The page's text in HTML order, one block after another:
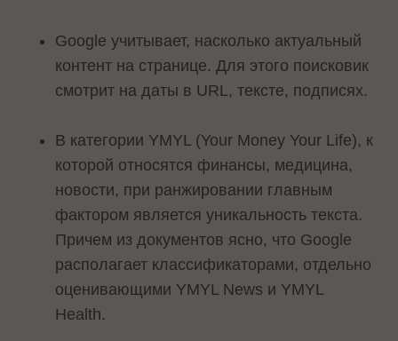
Google учитывает, насколько актуальный
контент на странице. Для этого поисковик
смотрит на даты в URL, тексте, подписях.
В категории YMYL (Your Money Your Life), к
которой относятся финансы, медицина,
новости, при ранжировании главным
фактором является уникальность текста.
Причем из документов ясно, что Google
располагает классификаторами, отдельно
оценивающими YMYL News и YMYL
Health.